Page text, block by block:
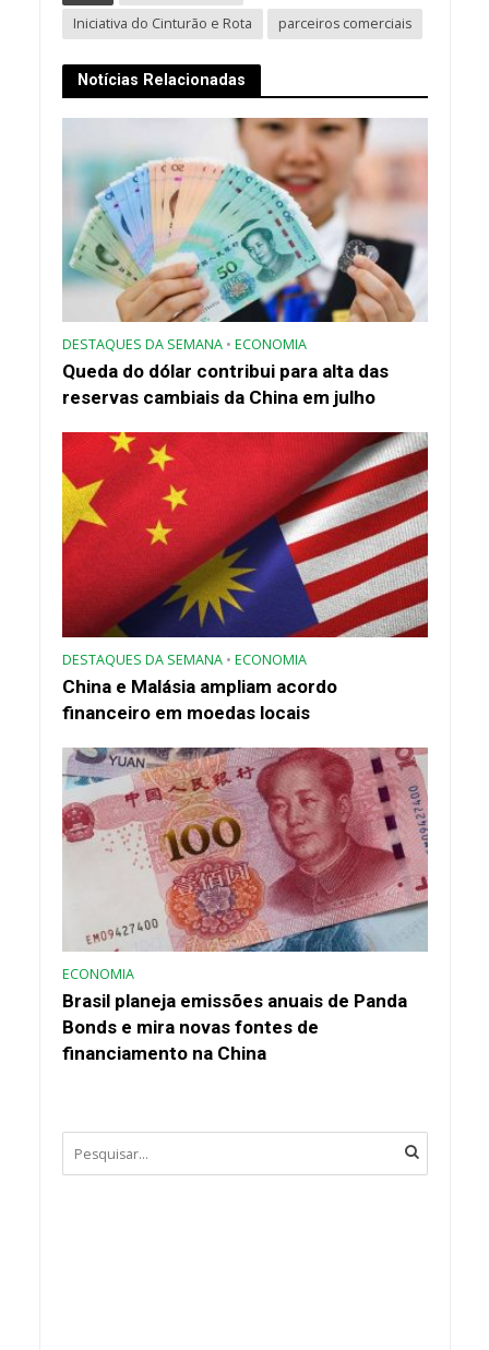
Iniciativa do Cinturão e Rota
parceiros comerciais
Notícias Relacionadas
DESTAQUES DA SEMANA • ECONOMIA
Queda do dólar contribui para alta das
reservas cambiais da China em julho
DESTAQUES DA SEMANA • ECONOMIA
China e Malásia ampliam acordo
financeiro em moedas locais
ECONOMIA
Brasil planeja emissões anuais de Panda
Bonds e mira novas fontes de
financiamento na China